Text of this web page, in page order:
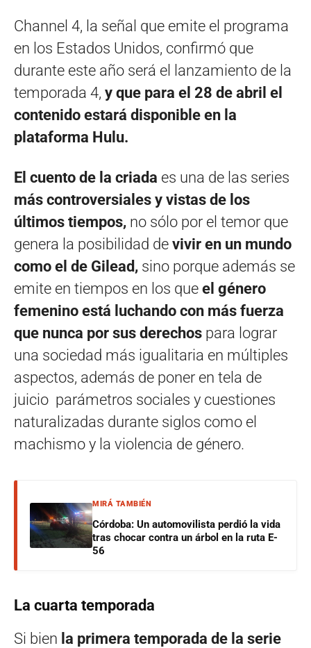
Channel 4, la señal que emite el programa
en los Estados Unidos, confirmó que
durante este año será el lanzamiento de la
temporada 4, y que para el 28 de abril el
contenido estará disponible en la
plataforma Hulu.
El cuento de la criada es una de las series
más controversiales y vistas de los
últimos tiempos, no sólo por el temor que
genera la posibilidad de vivir en un mundo
como el de Gilead, sino porque además se
emite en tiempos en los que el género
femenino está luchando con más fuerza
que nunca por sus derechos para lograr
una sociedad más igualitaria en múltiples
aspectos, además de poner en tela de
juicio parámetros sociales y cuestiones
naturalizadas durante siglos como el
machismo y la violencia de género.
MIRÁ TAMBIÉN
Córdoba: Un automovilista perdió la vida
tras chocar contra un árbol en la ruta E-
56
La cuarta temporada
Si bien la primera temporada de la serie